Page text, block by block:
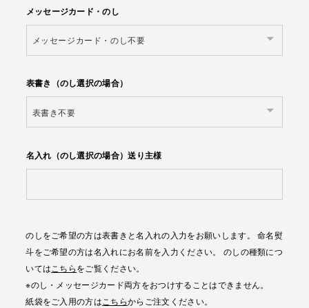
メッセージカード・のし
表書き（のし選択の場合）
名入れ（のし選択の場合）送り主様
のしをご希望の方は表書きと名入れの入力をお願いします。 命名熨
斗をご希望の方は名入れにお名前を入力ください。 のしの種類につ
いては こちらをご覧ください。
※のし・メッセージカード両方をおつけすることはできません。
紙袋をご入用の方は こちらからご注文ください。